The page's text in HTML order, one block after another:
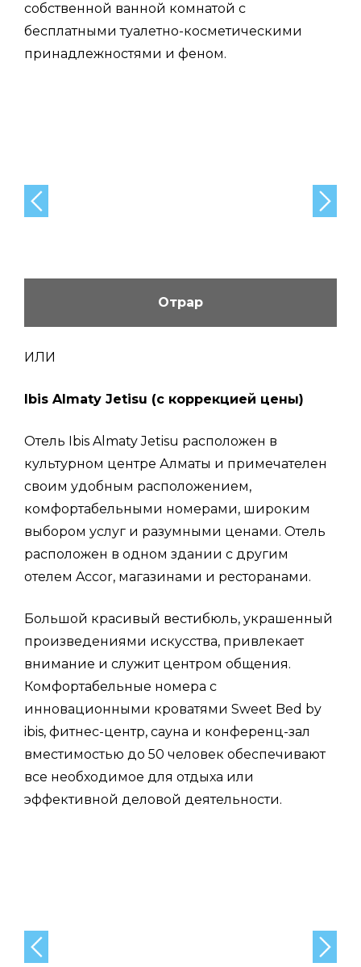
собственной ванной комнатой с
бесплатными туалетно-косметическими
принадлежностями и феном.
Отрар
ИЛИ
Ibis Almaty Jetisu (с коррекцией цены)
Отель Ibis Almaty Jetisu расположен в
культурном центре Алматы и примечателен
своим удобным расположением,
комфортабельными номерами, широким
выбором услуг и разумными ценами. Отель
расположен в одном здании с другим
отелем Accor, магазинами и ресторанами.
Большой красивый вестибюль, украшенный
произведениями искусства, привлекает
внимание и служит центром общения.
Комфортабельные номера с
инновационными кроватями Sweet Bed by
ibis, фитнес-центр, сауна и конференц-зал
вместимостью до 50 человек обеспечивают
все необходимое для отдыха или
эффективной деловой деятельности.